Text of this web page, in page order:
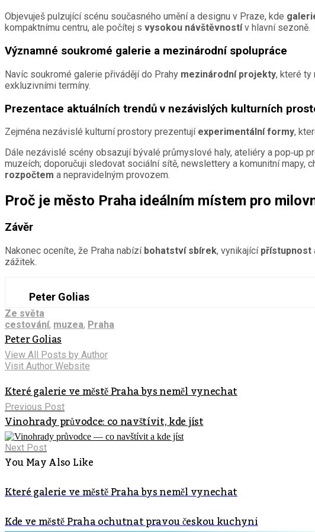
Objevuješ pulzující scénu současného umění a designu v Praze, kde
kompaktnímu centru, ale počítej s vysokou návštěvnostív hlavní sezoně.
Významné soukromé galerie a mezinárodní spolupráce
Navíc soukromé galerie přivádějí do Prahy mezinárodní projekty, které ty
exkluzivními termíny.
Prezentace aktuálních trendů v nezávislých kulturních
Zejména nezávislé kulturní prostory prezentují experimentální formy,
Dále nezávislé scény obsazují bývalé průmyslové haly, ateliéry a pop‑up
muzeích; doporučuji sledovat sociální sítě, newslettery a komunitní mapy,
rozpočtem a nepravidelným provozem.
Proč je město Praha ideálním místem pro
Závěr
Nakonec oceníte, že Praha nabízí bohatství sbírek, vynikající přístupnost
zážitek.
Peter Golias
Ze světa
cestování, muzea, Praha
Peter Golias
View All Posts by Author
Visit Author Website
Které galerie ve městě Praha bys neměl vynechat
Previous Post
Vinohrady průvodce: co navštívit, kde jíst
Next Post
You May Also Like
Které galerie ve městě Praha bys neměl vynechat
Kde ve městě Praha ochutnat pravou českou kuchyni